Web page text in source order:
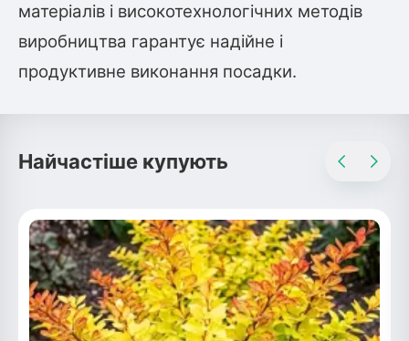
матеріалів і високотехнологічних методів
виробництва гарантує надійне і
продуктивне виконання посадки.
Найчастіше купують